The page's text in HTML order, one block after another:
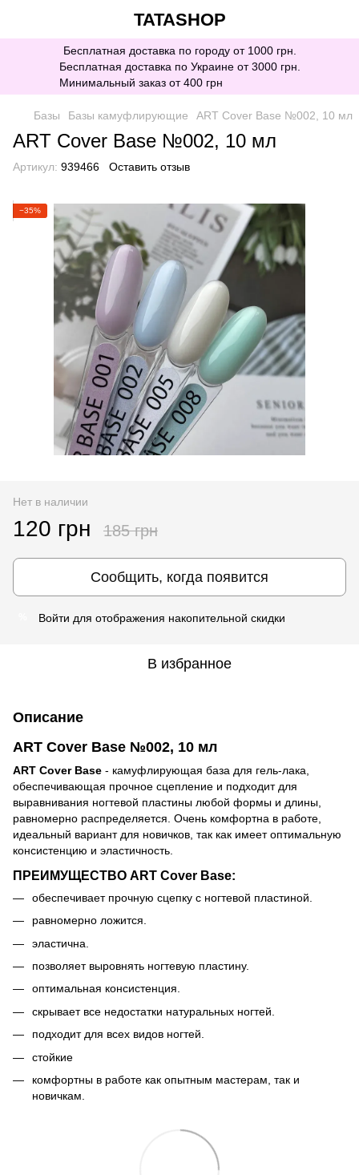
TATASHOP
Бесплатная доставка по городу от 1000 грн.
Бесплатная доставка по Украине от 3000 грн.
Минимальный заказ от 400 грн
Базы Базы камуфлирующие ART Cover Base №002, 10 мл
ART Cover Base №002, 10 мл
Артикул: 939466 Оставить отзыв
−35%
Нет в наличии
120 грн 185 грн
Сообщить, когда появится
Войти для отображения накопительной скидки
В избранное
Описание
ART Cover Base №002, 10 мл
ART Cover Base - камуфлирующая база для гель-лака,
обеспечивающая прочное сцепление и подходит для
выравнивания ногтевой пластины любой формы и длины,
равномерно распределяется. Очень комфортна в работе,
идеальный вариант для новичков, так как имеет оптимальную
консистенцию и эластичность.
ПРЕИМУЩЕСТВО ART Cover Base:
обеспечивает прочную сцепку с ногтевой пластиной.
равномерно ложится.
эластична.
позволяет выровнять ногтевую пластину.
оптимальная консистенция.
скрывает все недостатки натуральных ногтей.
подходит для всех видов ногтей.
стойкие
комфортны в работе как опытным мастерам, так и
новичкам.